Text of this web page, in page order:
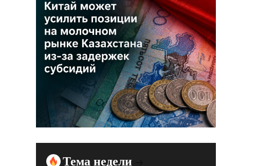
Тема недели